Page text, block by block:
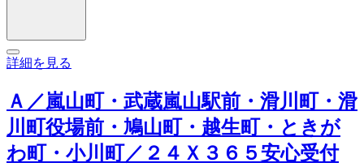
詳細を見る
Ａ／嵐山町・武蔵嵐山駅前・滑川町・滑
川町役場前・鳩山町・越生町・ときが
わ町・小川町／２４Ｘ３６５安心受付